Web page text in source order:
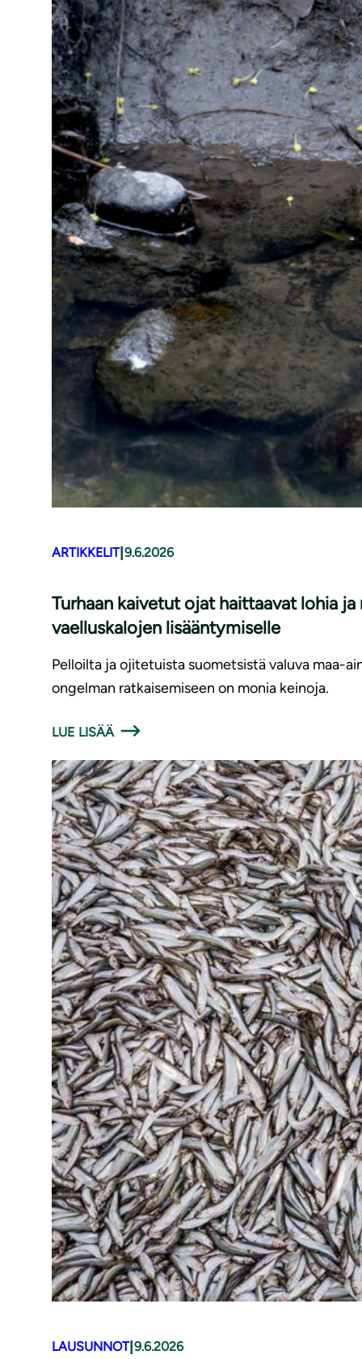
ARTIKKELIT| 9.6.2026
Turhaan kaivetut ojat haittaavat lohia
vaelluskalojen lisääntymiselle
Pelloilta ja ojitetuista suometsistä valuva maa-
ongelman ratkaisemiseen on monia keinoja.
LUE LISÄÄ
LAUSUNNOT| 9.6.2026